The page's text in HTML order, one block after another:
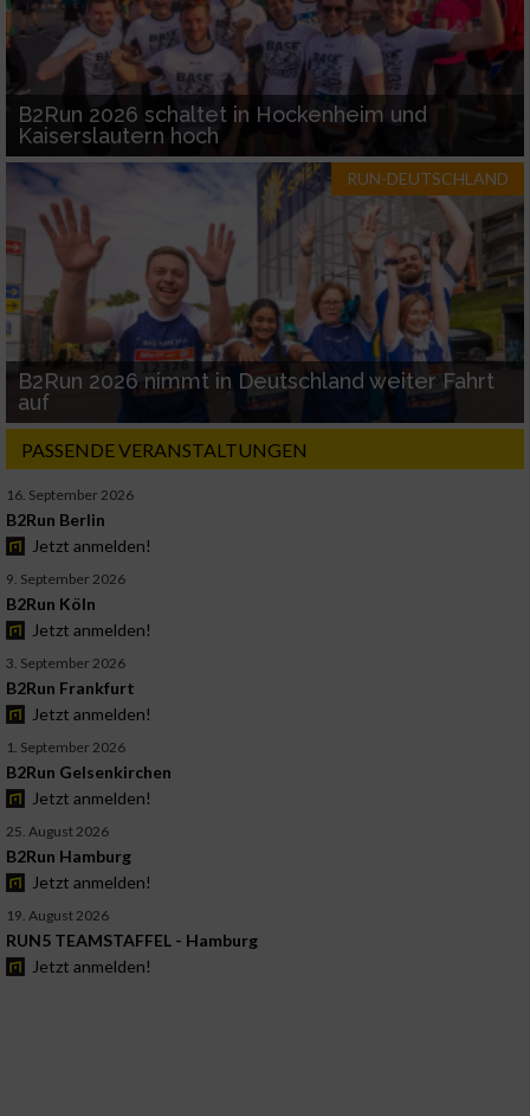
B2Run 2026 schaltet in Hockenheim und
Kaiserslautern hoch
RUN-DEUTSCHLAND
B2Run 2026 nimmt in Deutschland weiter Fahrt
auf
PASSENDE VERANSTALTUNGEN
16. September 2026
B2Run Berlin
Jetzt anmelden!
9. September 2026
B2Run Köln
Jetzt anmelden!
3. September 2026
B2Run Frankfurt
Jetzt anmelden!
1. September 2026
B2Run Gelsenkirchen
Jetzt anmelden!
25. August 2026
B2Run Hamburg
Jetzt anmelden!
19. August 2026
RUN5 TEAMSTAFFEL - Hamburg
Jetzt anmelden!